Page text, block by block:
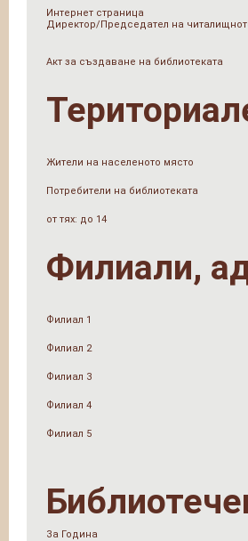
Интернет страница
Директор/Председател на
Акт за създаване на библиотеката
Жители на населеното място
Потребители на библиотеката
от тях: до 14
Филиали,
Филиал 1
Филиал 2
Филиал 3
Филиал 4
Филиал 5
За Година